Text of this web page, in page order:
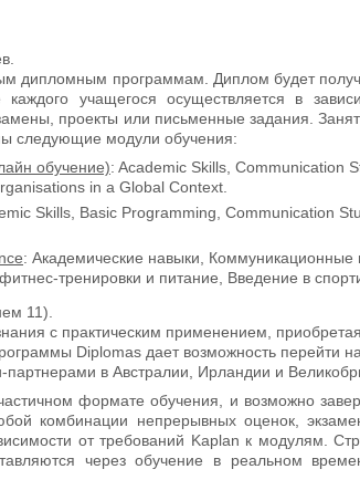
дипломным программам. Диплом будет
учащегося осуществляется в
проекты или письменные задания.
следующие модули обучения:
обучение): Academic Skills, Communication
in a Global Context.
Skills, Basic Programming, Communication
: Академические навыки,
тренировки и питание, Введение в
11).
с практическим применением,
Diplomas дает возможность перейти
партнерами в Австралии, Ирландии и
формате обучения, и возможно
комбинации непрерывных оценок,
от требований Kaplan к модулям.
через обучение в реальном